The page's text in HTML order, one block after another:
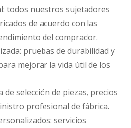
todos nuestros sujetadores
de acuerdo con las
del comprador.
pruebas de durabilidad y
mejorar la vida útil de los
de selección de piezas, precios
profesional de fábrica.
servicios